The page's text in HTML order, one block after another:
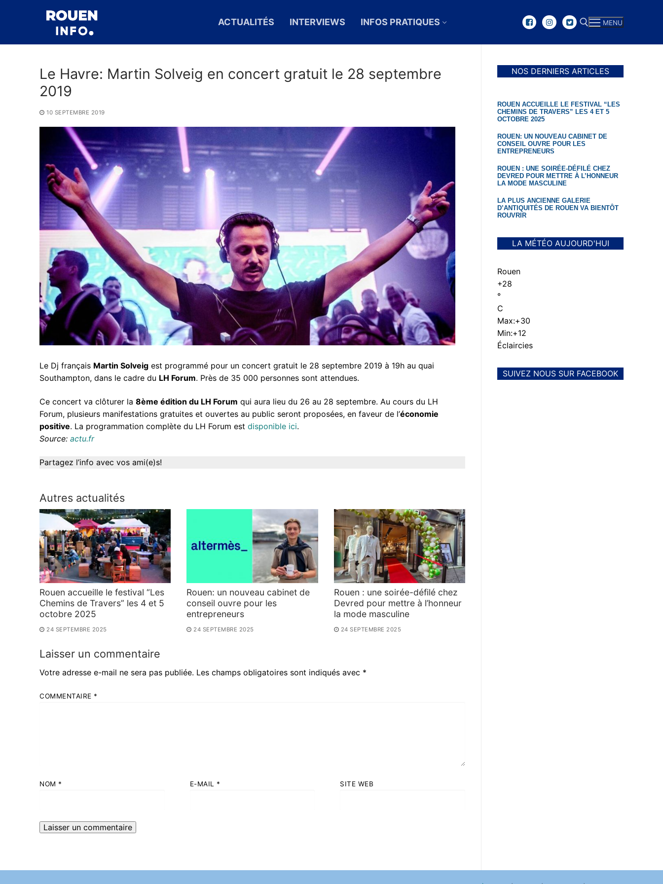
ACTUALITÉS INTERVIEWS INFOS PRATIQUES MENU
Le Havre: Martin Solveig en concert gratuit le 28 septembre
2019
10 SEPTEMBRE 2019
Le Dj français Martin Solveig est programmé pour un concert gratuit le 28 septembre 2019 à 19h au quai
Southampton, dans le cadre du LH Forum. Près de 35 000 personnes sont attendues.
Ce concert va clôturer la 8ème édition du LH Forum qui aura lieu du 26 au 28 septembre. Au cours du LH
Forum, plusieurs manifestations gratuites et ouvertes au public seront proposées, en faveur de l’économie
positive. La programmation complète du LH Forum est disponible ici.
Source: actu.fr
Partagez l’info avec vos ami(e)s!
Autres actualités
Rouen accueille le festival “Les
Chemins de Travers” les 4 et 5
octobre 2025
24 SEPTEMBRE 2025
Rouen: un nouveau cabinet de
conseil ouvre pour les
entrepreneurs
24 SEPTEMBRE 2025
Rouen : une soirée-défilé chez
Devred pour mettre à l’honneur
la mode masculine
24 SEPTEMBRE 2025
Laisser un commentaire
Votre adresse e-mail ne sera pas publiée. Les champs obligatoires sont indiqués avec *
COMMENTAIRE *
NOM * E-MAIL * SITE WEB
NOS DERNIERS ARTICLES
ROUEN ACCUEILLE LE FESTIVAL “LES
CHEMINS DE TRAVERS” LES 4 ET 5
OCTOBRE 2025
ROUEN: UN NOUVEAU CABINET DE
CONSEIL OUVRE POUR LES
ENTREPRENEURS
ROUEN : UNE SOIRÉE-DÉFILÉ CHEZ
DEVRED POUR METTRE À L’HONNEUR
LA MODE MASCULINE
LA PLUS ANCIENNE GALERIE
D’ANTIQUITÉS DE ROUEN VA BIENTÔT
ROUVRIR
LA MÉTÉO AUJOURD'HUI
Rouen
+28
°
C
Max:+30
Min:+12
Éclaircies
SUIVEZ NOUS SUR FACEBOOK